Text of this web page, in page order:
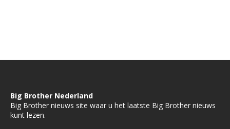
Big Brother Nederland
Big Brother nieuws site waar u het laatste Big Brother nieuws
kunt lezen.